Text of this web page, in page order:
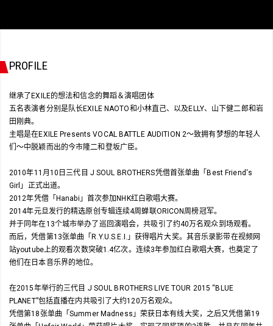
PROFILE
继承了EXILE的想法和信念的舞蹈＆演唱团体
五名表演者分别是队长EXILE NAOTO和小林直己、以及ELLY、山下健二郎和岩
田刚典。
主唱是在EXILE Presents VOCAL BATTLE AUDITION 2～致拥有梦想的年轻人
们～中脱颖而出的今市隆二和登坂广臣。
2010年11月10日三代目 J SOUL BROTHERS凭借首张单曲「Best Friend's
Girl」正式出道。
2012年凭借「Hanabi」首次参加NHK红白歌唱大赛。
2014年元旦发行的精选原创专辑连续4周蝉联ORICON周榜冠军。
并于同年在13个城市举办了巡回演唱会，共吸引了约40万名观众到场观看。
而后，凭借第13张单曲「R.Y.U.S.E.I.」获得唱片大奖。其音乐录影带在视频网
站youtube上的观看次数突破1.4亿次。连续3年参加红白歌唱大赛，也奠定了
他们在日本音乐界的地位。
在2015年举行的三代目 J SOUL BROTHERS LIVE TOUR 2015 “BLUE
PLANET”包括直播在内共吸引了大约120万名观众。
凭借第18张单曲「Summer Madness」荣获日本有线大奖，之后又凭借第19